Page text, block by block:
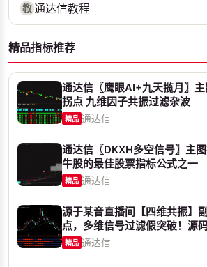
教通达信教程
精品指标推荐
通达信〖鹰眼AI+九天揽月〗
拐点 九维因子共振过滤杂波
精品 通达信
通达信〖DKXH多空信号〗主
牛股的最佳股票指标公式之一
精品 通达信
源于某音直播间【四维共振】
点，多维信号过滤假突破！源
精品 通达信